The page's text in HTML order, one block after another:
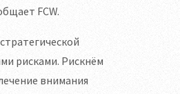
FCW.
рисками. Рискнём
внимания